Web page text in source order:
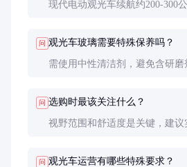
现代电动观光车续航约200-300
问 观光车玻璃需要特殊保养吗？
需使用中性清洁剂，避免含研
问 选购时最该关注什么？
视野范围和舒适度是关键，建
问 观光车运营有哪些特殊要求？